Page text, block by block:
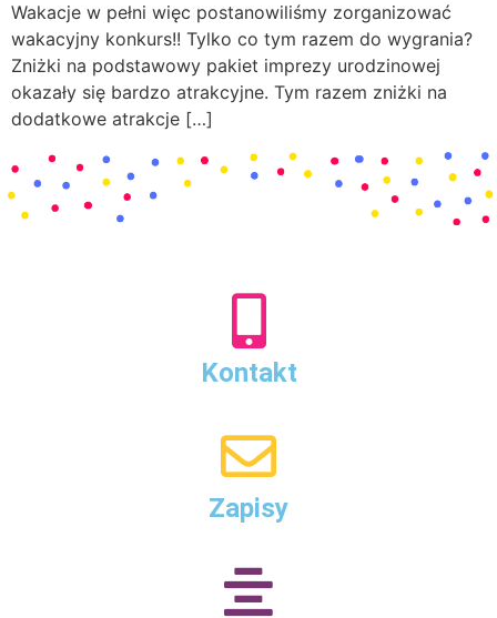
Wakacje w pełni więc postanowiliśmy zorganizować
wakacyjny konkurs!! Tylko co tym razem do wygrania?
Zniżki na podstawowy pakiet imprezy urodzinowej
okazały się bardzo atrakcyjne. Tym razem zniżki na
dodatkowe atrakcje […]
Kontakt
Zapisy